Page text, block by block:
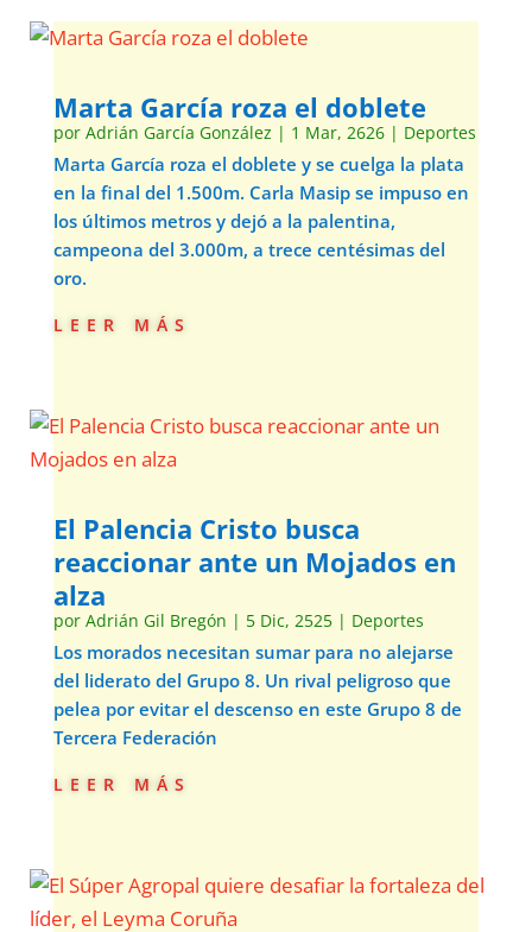
Marta García roza el doblete
por Adrián García González | 1 Mar, 2626| Deportes
Marta García roza el doblete y se cuelga la plata
en la final del 1.500m. Carla Masip se impuso en
los últimos metros y dejó a la palentina,
campeona del 3.000m, a trece centésimas del
oro.
leer más
El Palencia Cristo busca
reaccionar ante un Mojados en
alza
por Adrián Gil Bregón | 5 Dic, 2525| Deportes
Los morados necesitan sumar para no alejarse
del liderato del Grupo 8. Un rival peligroso que
pelea por evitar el descenso en este Grupo 8 de
Tercera Federación
leer más